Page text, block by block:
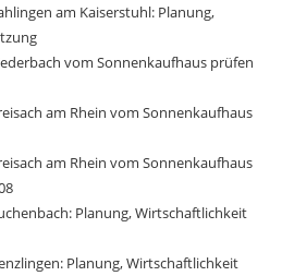
am Kaiserstuhl: Planung,
vom Sonnenkaufhaus prüfen
am Rhein vom Sonnenkaufhaus
am Rhein vom Sonnenkaufhaus
Planung, Wirtschaftlichkeit
Planung, Wirtschaftlichkeit